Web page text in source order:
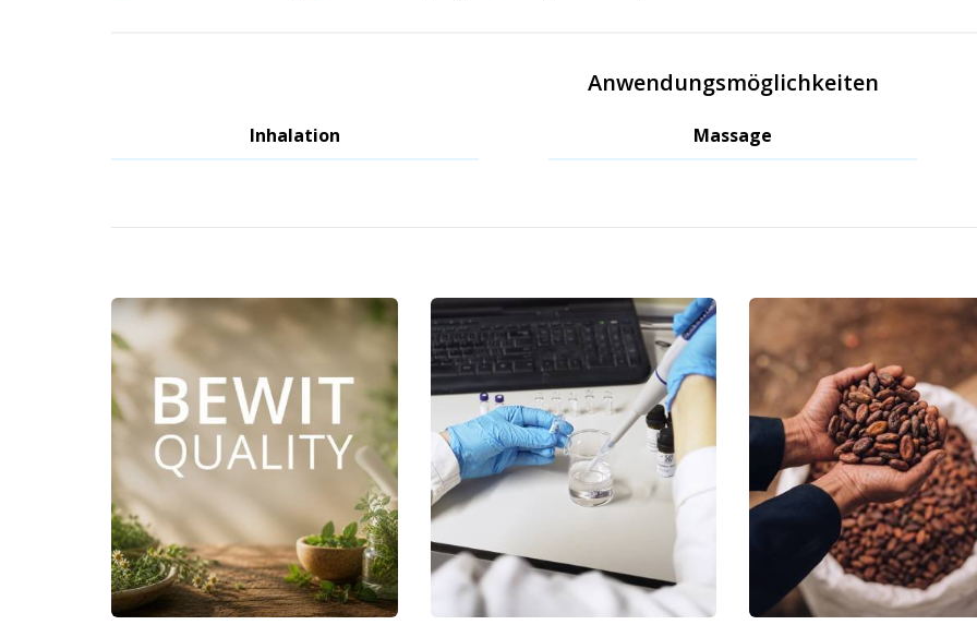
Anwendungsmöglichkeiten
Inhalation Massage